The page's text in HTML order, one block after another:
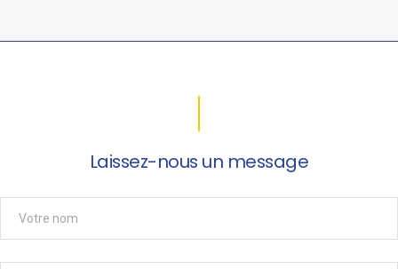
Laissez-nous un message